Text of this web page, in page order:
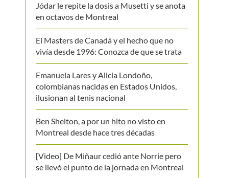
Jódar le repite la dosis a Musetti y se anota
en octavos de Montreal
El Masters de Canadá y el hecho que no
vivía desde 1996: Conozca de que se trata
Emanuela Lares y Alicia Londoño,
colombianas nacidas en Estados Unidos,
ilusionan al tenis nacional
Ben Shelton, a por un hito no visto en
Montreal desde hace tres décadas
[Video] De Miñaur cedió ante Norrie pero
se llevó el punto de la jornada en Montreal